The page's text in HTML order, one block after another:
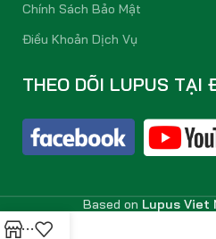
Chính Sách Bảo Mật
Điều Khoản Dịch Vụ
THEO DÕI LUPUS TẠI
Based on Lupus Viet